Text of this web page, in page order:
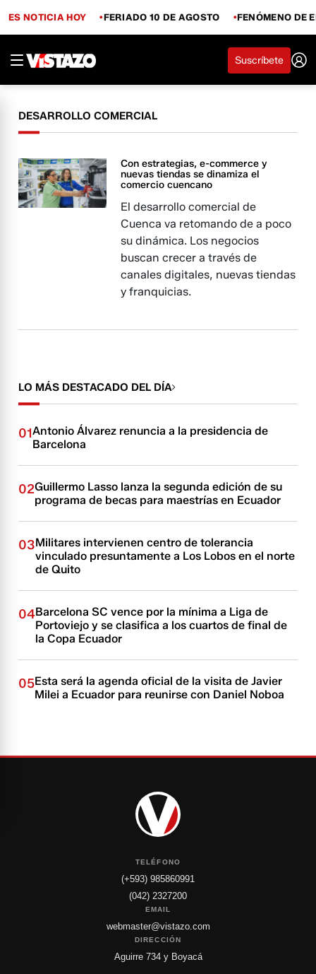
ES NOTICIA HOY FERIADO 10 DE AGOSTO FENÓMENO DE
Suscríbete
DESARROLLO COMERCIAL
Con estrategias, e-commerce y
nuevas tiendas se dinamiza el
comercio cuencano
El desarrollo comercial de
Cuenca va retomando de a poco
su dinámica. Los negocios
buscan crecer a través de
canales digitales, nuevas tiendas
y franquicias.
LO MÁS DESTACADO DEL DÍA
01Antonio Álvarez renuncia a la presidencia de
Barcelona
02Guillermo Lasso lanza la segunda edición de su
programa de becas para maestrías en Ecuador
03Militares intervienen centro de tolerancia
vinculado presuntamente a Los Lobos en el norte
de Quito
04Barcelona SC vence por la mínima a Liga de
Portoviejo y se clasifica a los cuartos de final de
la Copa Ecuador
05Esta será la agenda oficial de la visita de Javier
Milei a Ecuador para reunirse con Daniel Noboa
TELÉFONO
(+593) 985860991
(042) 2327200
EMAIL
webmaster@vistazo.com
DIRECCIÓN
Aguirre 734 y Boyacá